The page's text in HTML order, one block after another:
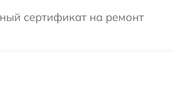
сертификат на ремонт